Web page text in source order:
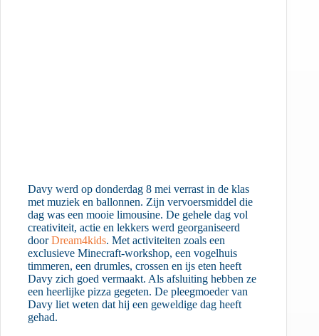
Davy werd op donderdag 8 mei verrast in de klas
met muziek en ballonnen. Zijn vervoersmiddel die
dag was een mooie limousine. De gehele dag vol
creativiteit, actie en lekkers werd georganiseerd
doorDream4kids. Met activiteiten zoals een
exclusieve Minecraft-workshop, een vogelhuis
timmeren, een drumles, crossen en ijs eten heeft
Davy zich goed vermaakt. Als afsluiting hebben ze
een heerlijke pizza gegeten. De pleegmoeder van
Davy liet weten dat hij een geweldige dag heeft
gehad.